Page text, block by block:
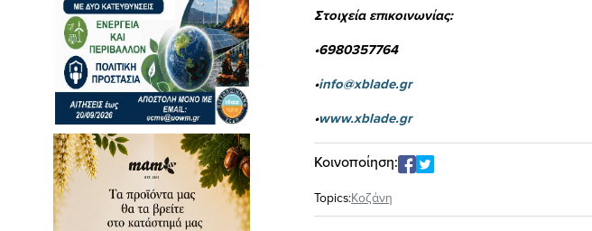
Στοιχεία επικοινωνίας:
•6980357764
•info@xblade.gr
•www.xblade.gr
Κοινοποίηση:
Topics:Κοζάνη